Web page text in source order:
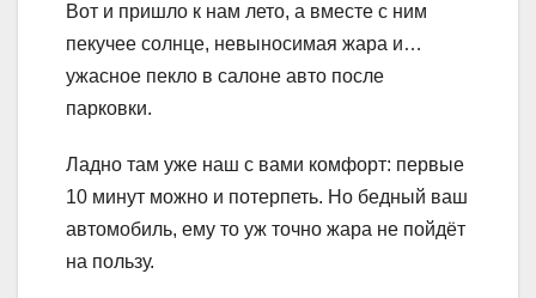
Вот и пришло к нам лето, а вместе с ним
пекучее солнце, невыносимая жара и…
ужасное пекло в салоне авто после
парковки.
Ладно там уже наш с вами комфорт: первые
10 минут можно и потерпеть. Но бедный ваш
автомобиль, ему то уж точно жара не пойдёт
на пользу.